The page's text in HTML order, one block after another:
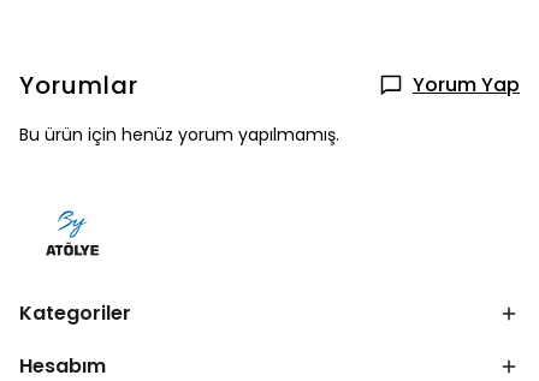
Yorumlar Yorum Yap
Bu ürün için henüz yorum yapılmamış.
Kategoriler
Hesabım